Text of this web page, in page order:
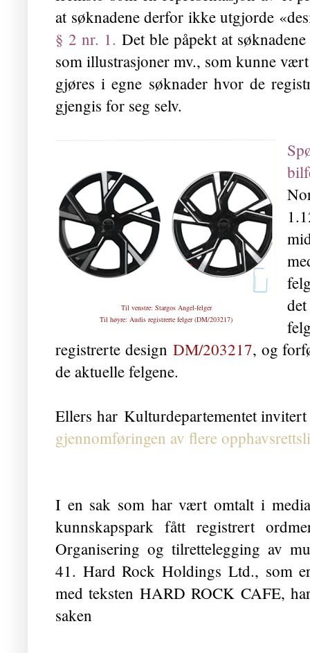
at søknadene derfor ikke utgjorde
§ 2 nr. 1. Det ble påpekt at
som illustrasjoner mv., som kunne
gjøres i egne søknader hvor de
gjengis for seg selv.
Til venstre: Stargos Angel-felger
Til høyre: Audis registrerte felger (DM/203217)
registrerte design DM/203217, og
de aktuelle felgene.
Ellers har Kulturdepartementet
gjennomføringen av flere
I en sak som har vært omtalt i
kunnskapspark fått registrert
Organisering og tilrettelegging av
41. Hard Rock Holdings Ltd., som
med teksten HARD ROCK CAFE,
saken